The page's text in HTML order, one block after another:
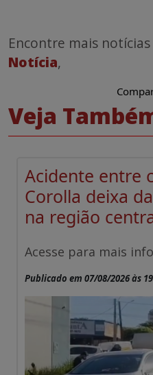
Encontre mais
Notícia,
Veja
Acidente entre
Corolla deixa
na região
Acesse para mais
Publicado em 07/08/2026 às